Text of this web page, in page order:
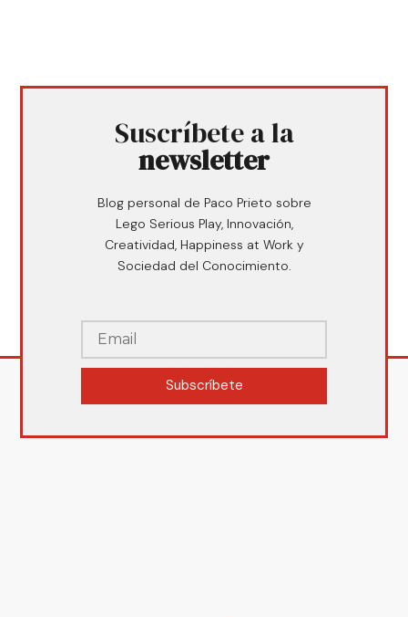
Suscríbete a la
newsletter
Blog personal de Paco Prieto sobre
Lego Serious Play, Innovación,
Creatividad, Happiness at Work y
Sociedad del Conocimiento.
Subscríbete